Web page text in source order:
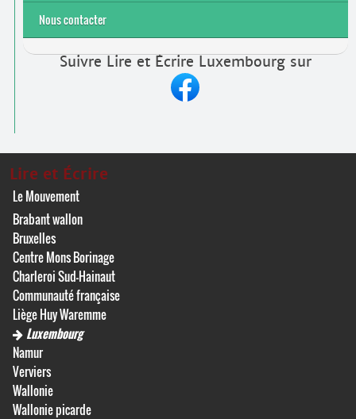
Nous contacter
Suivre Lire et Écrire Luxembourg sur
Lire et Écrire
Le Mouvement
Brabant wallon
Bruxelles
Centre Mons Borinage
Charleroi Sud-Hainaut
Communauté française
Liège Huy Waremme
Luxembourg
Namur
Verviers
Wallonie
Wallonie picarde